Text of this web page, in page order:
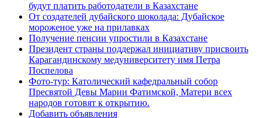
будут платить работодатели в Казахстане
От создателей дубайского шоколада: Дубайское
мороженое уже на прилавках
Получение пенсии упростили в Казахстане
Президент страны поддержал инициативу присвоить
Карагандинскому медуниверситету имя Петра
Поспелова
Фото-тур: Католический кафедральный собор
Пресвятой Девы Марии Фатимской, Матери всех
народов готовят к открытию.
Добавить объявления